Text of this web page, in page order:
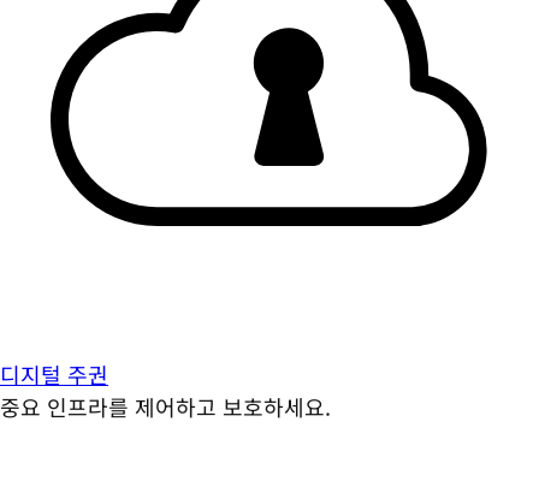
디지털 주권
중요 인프라를 제어하고 보호하세요.